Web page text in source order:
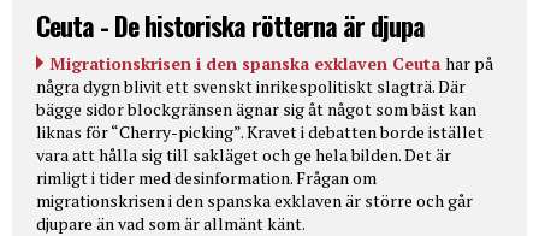
Ceuta - De historiska rötterna är djupa
Migrationskrisen i den spanska exklaven Ceuta har på
några dygn blivit ett svenskt inrikespolitiskt slagträ. Där
bägge sidor blockgränsen ägnar sig åt något som bäst kan
liknas för “Cherry-picking”. Kravet i debatten borde istället
vara att hålla sig till sakläget och ge hela bilden. Det är
rimligt i tider med desinformation. Frågan om
migrationskrisen i den spanska exklaven är större och går
djupare än vad som är allmänt känt.